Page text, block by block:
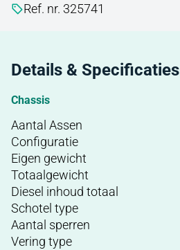
Ref. nr. 325741
Details & Specificaties
Chassis
Aantal Assen
Configuratie
Eigen gewicht
Totaalgewicht
Diesel inhoud totaal
Schotel type
Aantal sperren
Vering type